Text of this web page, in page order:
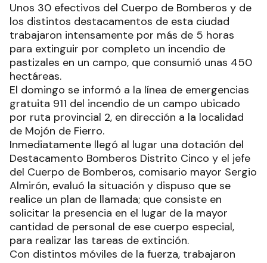
Unos 30 efectivos del Cuerpo de Bomberos y de
los distintos destacamentos de esta ciudad
trabajaron intensamente por más de 5 horas
para extinguir por completo un incendio de
pastizales en un campo, que consumió unas 450
hectáreas.
El domingo se informó a la línea de emergencias
gratuita 911 del incendio de un campo ubicado
por ruta provincial 2, en dirección a la localidad
de Mojón de Fierro.
Inmediatamente llegó al lugar una dotación del
Destacamento Bomberos Distrito Cinco y el jefe
del Cuerpo de Bomberos, comisario mayor Sergio
Almirón, evaluó la situación y dispuso que se
realice un plan de llamada; que consiste en
solicitar la presencia en el lugar de la mayor
cantidad de personal de ese cuerpo especial,
para realizar las tareas de extinción.
Con distintos móviles de la fuerza, trabajaron